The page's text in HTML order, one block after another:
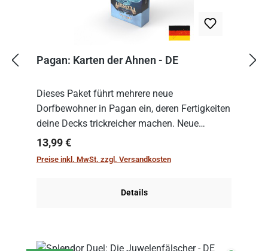
Pagan: Karten der Ahnen - DE
Dieses Paket führt mehrere neue
Dorfbewohner in Pagan ein, deren Fertigkeiten
deine Decks trickreicher machen. Neue
Szenarien bringen weitere Feinheiten ins Spiel,
die du ausprobieren kannst.
Regulärer Preis:
13,99 €
Preise inkl. MwSt. zzgl. Versandkosten
Details